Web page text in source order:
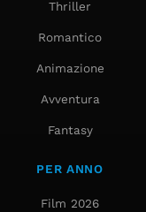
Thriller
Romantico
Animazione
Avventura
Fantasy
PER ANNO
Film 2026